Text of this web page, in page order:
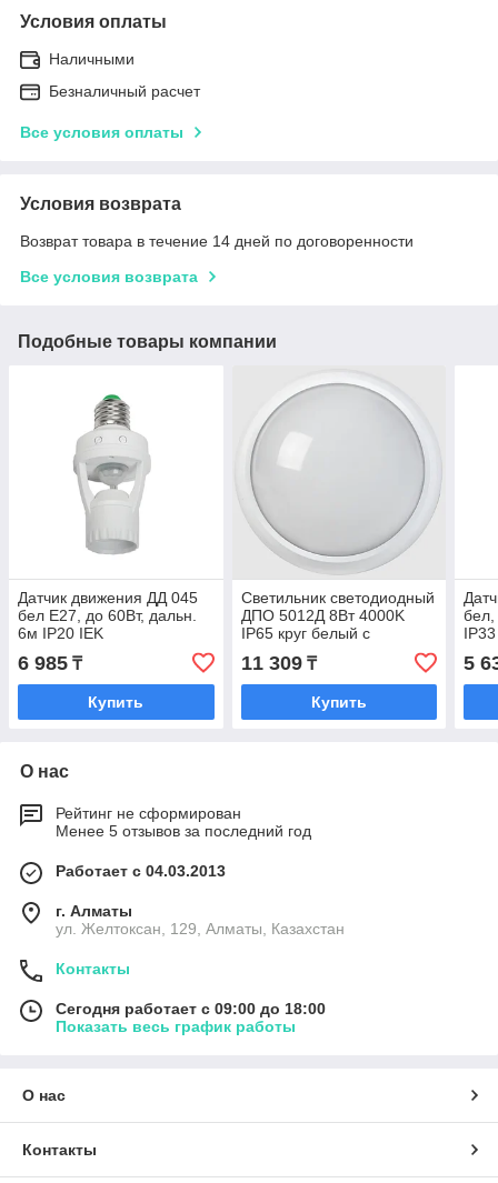
Условия оплаты
Наличными
Безналичный расчет
Все условия оплаты
Условия возврата
Возврат товара в течение 14 дней по договоренности
Все условия возврата
Подобные товары компании
Датчик движения ДД 045
бел E27, до 60Вт, дальн.
6м IP20 IEK
6 985 ₸
Купить
Светильник светодиодный
ДПО 5012Д 8Вт 4000K
IP65 круг белый с
датчиком движения IEK
11 309₸
Купить
бел,
5
О нас
Рейтинг не сформирован
Менее 5 отзывов за последний год
Работает с 04.03.2013
г. Алматы
ул. Желтоксан, 129, Алматы, Казахстан
Контакты
Сегодня работает с 09:00 до 18:00
Показать весь график работы
О нас
Контакты